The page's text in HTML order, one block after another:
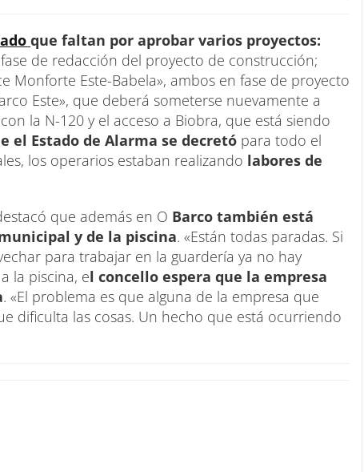
que faltan por aprobar varios proyectos:
de redacción del proyecto de construcción;
Monforte Este-Babela», ambos en fase de proyecto
Este», que deberá someterse nuevamente a
la N-120 y el acceso a Biobra, que está siendo
el Estado de Alarma se decretó para todo el
los operarios estaban realizando labores de
que además en O Barco también está
y de la piscina. «Están todas paradas. Si
para trabajar en la guardería ya no hay
la piscina, el concello espera que la empresa
. «El problema es que alguna de la empresa que
dificulta las cosas. Un hecho que está ocurriendo